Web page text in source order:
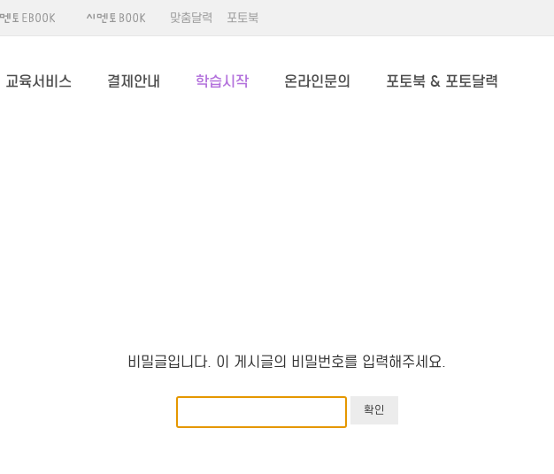
맞춤달력 포토북
교육서비스 결제안내 학습시작 온라인문의 포토북 & 포토달력
비밀글입니다. 이 게시글의 비밀번호를 입력해주세요.